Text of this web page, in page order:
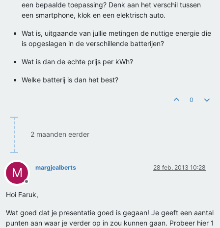
een bepaalde toepassing? Denk aan het verschil tussen
een smartphone, klok en een elektrisch auto.
Wat is, uitgaande van jullie metingen de nuttige energie die
is opgeslagen in de verschillende batterijen?
Wat is dan de echte prijs per kWh?
Welke batterij is dan het best?
0
2 maanden eerder
M
Offline
margjealberts 28 feb. 2013 10:28
Hoi Faruk,
Wat goed dat je presentatie goed is gegaan! Je geeft een aantal
punten aan waar je verder op in zou kunnen gaan. Probeer hier 1